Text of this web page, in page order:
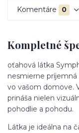
Komentáre 0
Kompletné
oťahová látka
nesmierne
vo vašom domove.
prináša nielen
pohodlie a pohodu.
Látka je ideálna na